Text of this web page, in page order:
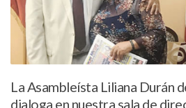
La Asambleísta Liliana Durán
dialoga en nuestra sala de